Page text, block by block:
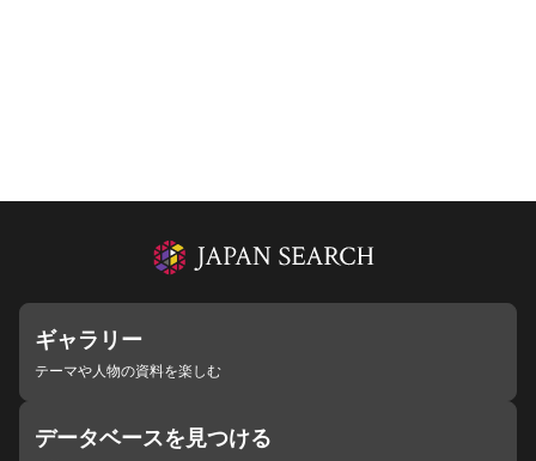
ギャラリー
テーマや人物の資料を楽しむ
データベースを見つける